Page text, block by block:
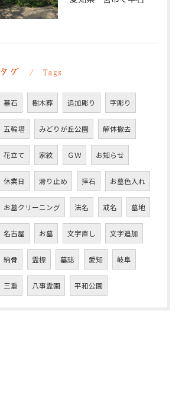
タグ Tags
墓石 樹木葬 追加彫り 字彫り
五輪塔 みどりが丘公園 解体撤去
花立て 家紋 ＧＷ お知らせ
休業日 滑り止め 拝石 お墓色入れ
お墓クリーニング 法名 戒名 墓地
名古屋 お墓 文字直し 文字追加
納骨 霊標 墓誌 愛知 岐阜
三重 八事霊園 平和公園